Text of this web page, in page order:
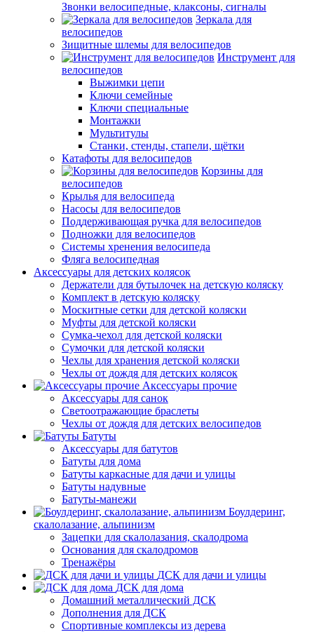
Звонки велосипедные, клаксоны, сигналы
Зеркала для
велосипедов
Зищитные шлемы для велосипедов
Инструмент для
велосипедов
Выжимки цепи
Ключи семейные
Ключи специальные
Монтажки
Мультитулы
Станки, стенды, стапели, щётки
Катафоты для велосипедов
Корзины для
велосипедов
Крылья для велосипеда
Насосы для велосипедов
Поддерживающая ручка для велосипедов
Подножки для велосипедов
Системы хренения велосипеда
Фляга велосипедная
Аксессуары для детских колясок
Держатели для бутылочек на детскую коляску
Комплект в детскую коляску
Москитные сетки для детской коляски
Муфты для детской коляски
Сумка-чехол для детской коляски
Сумочки для детской коляски
Чехлы для хранения детской коляски
Чехлы от дождя для детских колясок
Аксессуары прочие
Аксессуары для санок
Светоотражающие браслеты
Чехлы от дождя для детских велосипедов
Батуты
Аксессуары для батутов
Батуты для дома
Батуты каркасные для дачи и улицы
Батуты надувные
Батуты-манежи
Боулдеринг,
скалолазание, альпинизм
Зацепки для скалолазания, скалодрома
Основания для скалодромов
Тренажёры
ДСК для дачи и улицы
ДСК для дома
Домашний металлический ДСК
Дополнения для ДСК
Спортивные комплексы из дерева